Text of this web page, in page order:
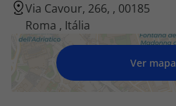
Voos
Hotéis
Voos + Hotel
Via Cavour, 266, , 00185
Roma , Itália
Ver mapa